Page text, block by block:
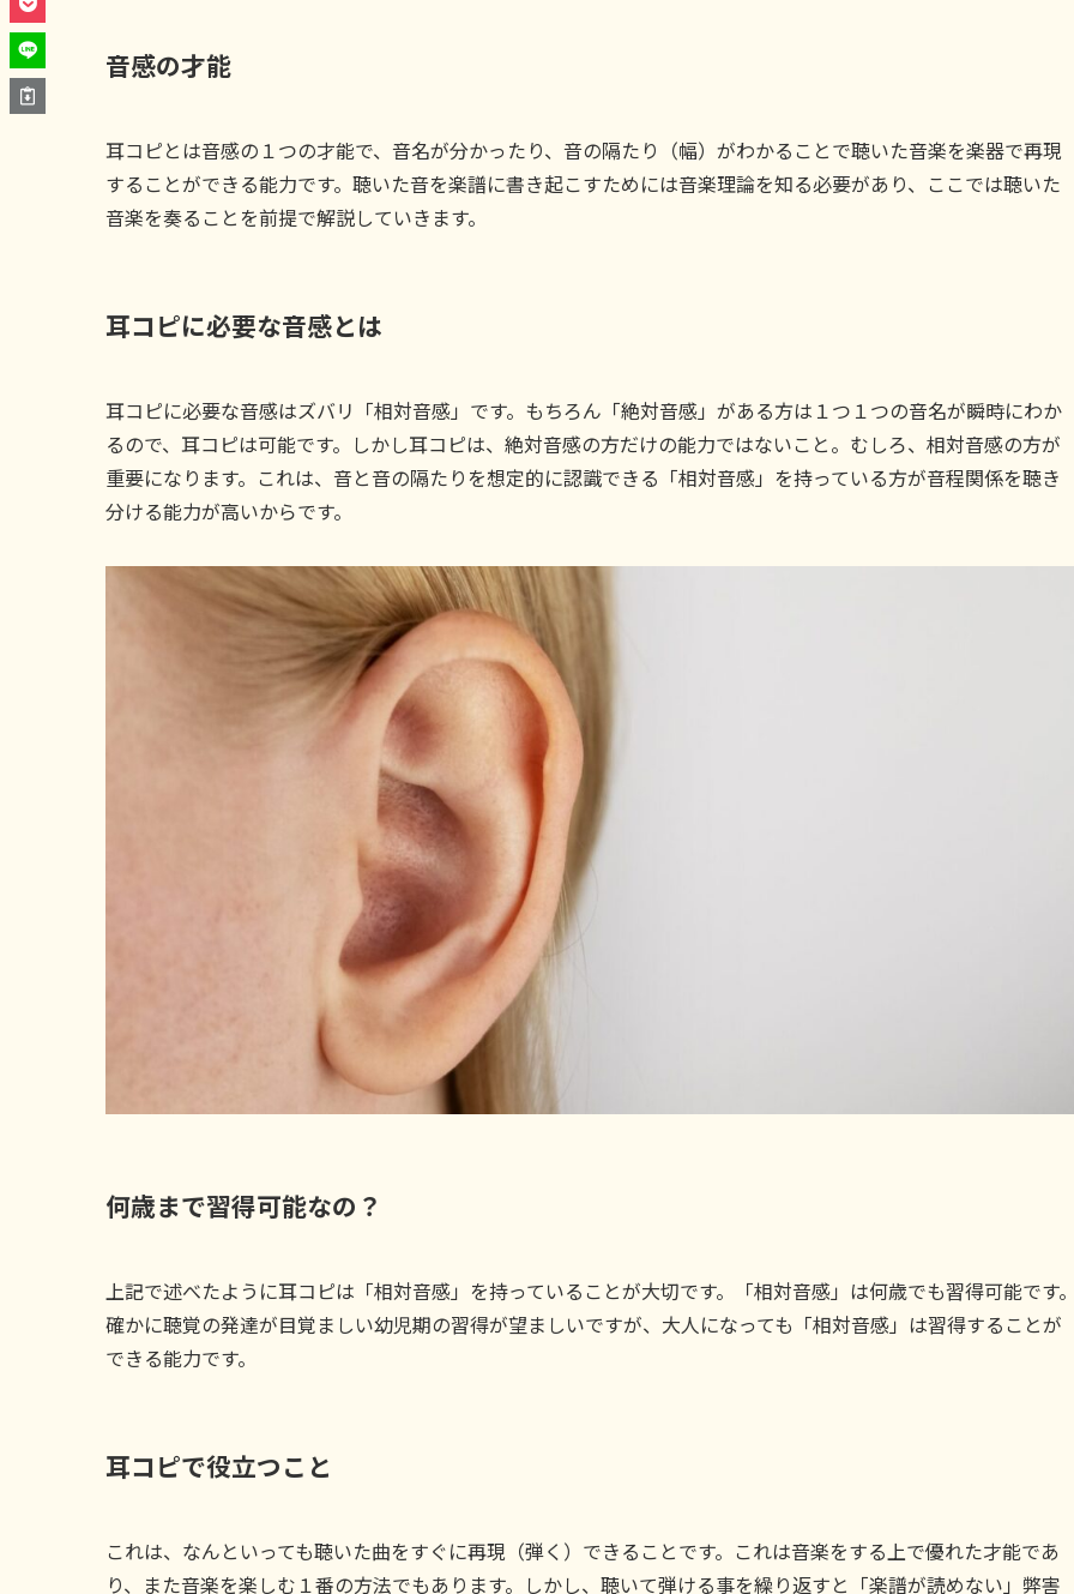
音感の才能
耳コピとは音感の１つの才能で、音名が分かったり、音の隔たり（幅）がわかることで聴いた音楽を楽器で再現
することができる能力です。聴いた音を楽譜に書き起こすためには音楽理論を知る必要があり、ここでは聴いた
音楽を奏ることを前提で解説していきます。
耳コピに必要な音感とは
耳コピに必要な音感はズバリ「相対音感」です。もちろん「絶対音感」がある方は１つ１つの音名が瞬時にわか
るので、耳コピは可能です。しかし耳コピは、絶対音感の方だけの能力ではないこと。むしろ、相対音感の方が
重要になります。これは、音と音の隔たりを想定的に認識できる「相対音感」を持っている方が音程関係を聴き
分ける能力が高いからです。
何歳まで習得可能なの？
上記で述べたように耳コピは「相対音感」を持っていることが大切です。「相対音感」は何歳でも習得可能です
確かに聴覚の発達が目覚ましい幼児期の習得が望ましいですが、大人になっても「相対音感」は習得することが
できる能力です。
耳コピで役立つこと
これは、なんといっても聴いた曲をすぐに再現（弾く）できることです。これは音楽をする上で優れた才能であ
り、また音楽を楽しむ１番の方法でもあります。しかし、聴いて弾ける事を繰り返すと「楽譜が読めない」弊害